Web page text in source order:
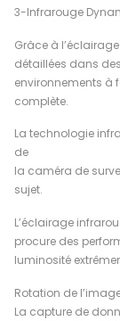
3-Infrarouge
Grâce à
détaillées dans des
environnements à
complète.
La technologie
de
la caméra de
sujet.
L’éclairage
procure des
luminosité
Rotation de
La capture de